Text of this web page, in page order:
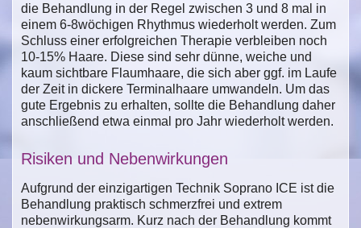
die Behandlung in der Regel zwischen 3 und 8 mal in
einem 6-8wöchigen Rhythmus wiederholt werden. Zum
Schluss einer erfolgreichen Therapie verbleiben noch
10-15% Haare. Diese sind sehr dünne, weiche und
kaum sichtbare Flaumhaare, die sich aber ggf. im Laufe
der Zeit in dickere Terminalhaare umwandeln. Um das
gute Ergebnis zu erhalten, sollte die Behandlung daher
anschließend etwa einmal pro Jahr wiederholt werden.
Risiken und Nebenwirkungen
Aufgrund der einzigartigen Technik Soprano ICE ist die
Behandlung praktisch schmerzfrei und extrem
nebenwirkungsarm. Kurz nach der Behandlung kommt